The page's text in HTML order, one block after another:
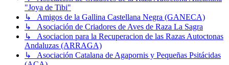
"Joya de Tibi"
↳ Amigos de la Gallina Castellana Negra (GANECA)
↳ Asociación de Criadores de Aves de Raza La Sagra
↳ Asociacion para la Recuperacion de las Razas Autoctonas
Andaluzas (ARRAGA)
↳ Asociación Catalana de Agapornis y Pequeñas Psitácidas